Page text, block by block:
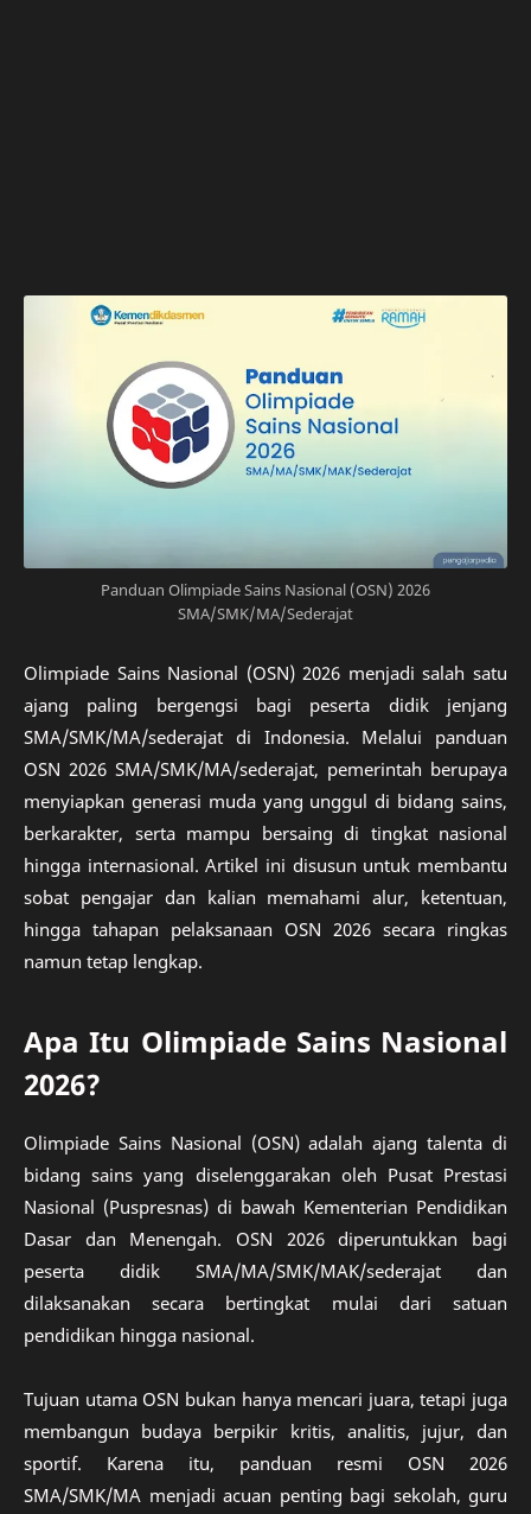
Panduan Olimpiade Sains Nasional (OSN) 2026
SMA/SMK/MA/Sederajat
Olimpiade Sains Nasional (OSN) 2026 menjadi salah satu
ajang paling bergengsi bagi peserta didik jenjang
SMA/SMK/MA/sederajat di Indonesia. Melalui panduan
OSN 2026 SMA/SMK/MA/sederajat, pemerintah berupaya
menyiapkan generasi muda yang unggul di bidang sains,
berkarakter, serta mampu bersaing di tingkat nasional
hingga internasional. Artikel ini disusun untuk membantu
sobat pengajar dan kalian memahami alur, ketentuan,
hingga tahapan pelaksanaan OSN 2026 secara ringkas
namun tetap lengkap.
Apa Itu Olimpiade Sains Nasional
2026?
Olimpiade Sains Nasional (OSN) adalah ajang talenta di
bidang sains yang diselenggarakan oleh Pusat Prestasi
Nasional (Puspresnas) di bawah Kementerian Pendidikan
Dasar dan Menengah. OSN 2026 diperuntukkan bagi
peserta didik SMA/MA/SMK/MAK/sederajat dan
dilaksanakan secara bertingkat mulai dari satuan
pendidikan hingga nasional.
Tujuan utama OSN bukan hanya mencari juara, tetapi juga
membangun budaya berpikir kritis, analitis, jujur, dan
sportif. Karena itu, panduan resmi OSN 2026
SMA/SMK/MA menjadi acuan penting bagi sekolah, guru